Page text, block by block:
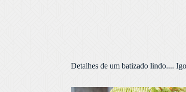
Detalhes de um batizado lindo....